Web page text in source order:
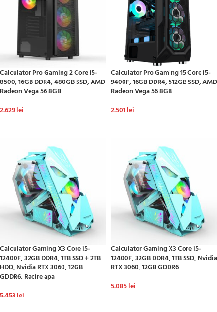
Calculator Pro Gaming 2 Core i5-
8500, 16GB DDR4, 480GB SSD, AMD
Radeon Vega 56 8GB
2.629lei
Calculator Pro Gaming 15 Core i5-
9400F, 16GB DDR4, 512GB SSD, AMD
Radeon Vega 56 8GB
2.501 lei
Calculator Gaming X3 Core i5-
12400F, 32GB DDR4, 1TB SSD + 2TB
HDD, Nvidia RTX 3060, 12GB
GDDR6, Racire apa
5.453 lei
Calculator Gaming X3 Core i5-
12400F, 32GB DDR4, 1TB SSD, Nvidia
RTX 3060, 12GB GDDR6
5.085lei